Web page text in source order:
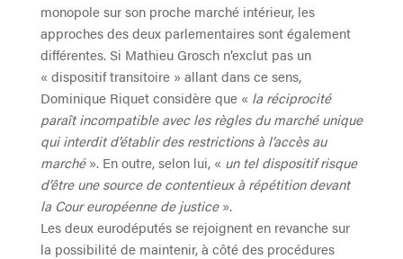
monopole sur son proche marché intérieur, les
approches des deux parlementaires sont également
différentes. Si Mathieu Grosch n’exclut pas un
« dispositif transitoire » allant dans ce sens,
Dominique Riquet considère que « la réciprocité
paraît incompatible avec les règles du marché unique
qui interdit d’établir des restrictions à l’accès au
marché». En outre, selon lui, « un tel dispositif risque
d’être une source de contentieux à répétition devant
la Cour européenne de justice».
Les deux eurodéputés se rejoignent en revanche sur
la possibilité de maintenir, à côté des procédures